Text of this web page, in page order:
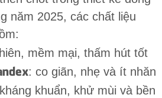
năm 2025, các chất liệu
mềm mại, thấm hút tốt
: co giãn, nhẹ và ít nhăn
khuẩn, khử mùi và bền